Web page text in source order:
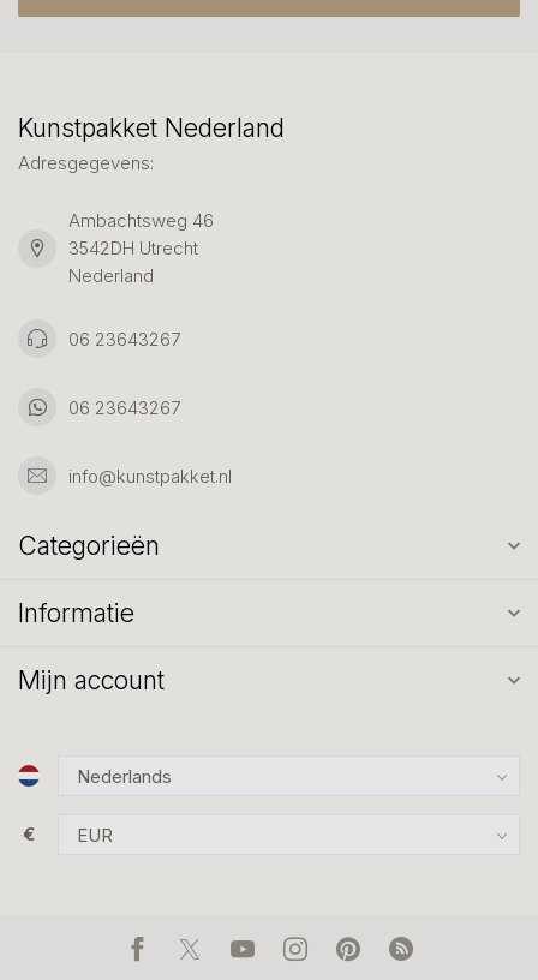
Kunstpakket Nederland
Adresgegevens:
Ambachtsweg 46
3542DH Utrecht
Nederland
06 23643267
06 23643267
info@kunstpakket.nl
Categorieën
Informatie
Mijn account
€